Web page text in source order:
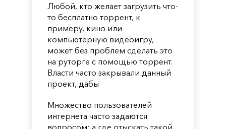
Любой, кто желает загрузить что-
то бесплатно торрент, к
примеру, кино или
компьютерную видеоигру,
может без проблем сделать это
на руторге с помощью торрент.
Власти часто закрывали данный
проект, дабы
Множество пользователей
интернета часто задаются
вопросом: а где отыскать такой